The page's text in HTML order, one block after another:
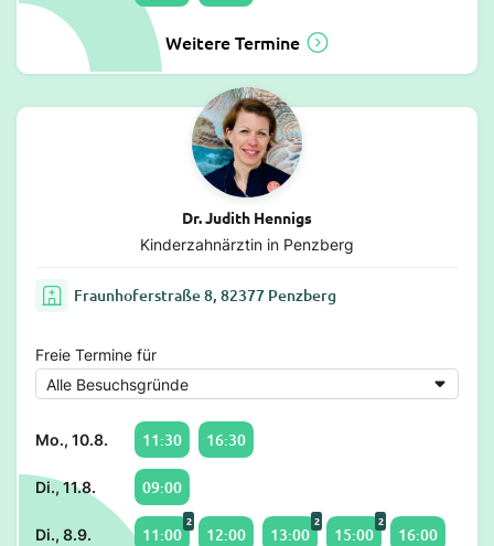
Weitere Termine
Dr. Judith Hennigs
Kinderzahnärztin in Penzberg
Fraunhoferstraße 8, 82377 Penzberg
Freie Termine für
Mo., 10.8. 11:30 16:30
Di., 11.8. 09:00
Di., 8.9. 11:00
2
12:00 13:00
2
15:00
2
16:00